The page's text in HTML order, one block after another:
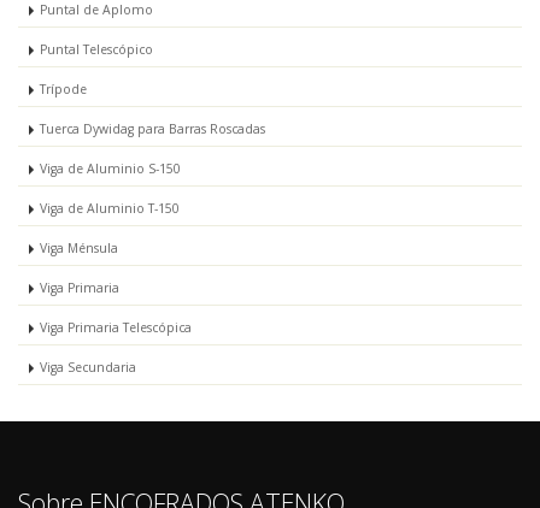
Puntal de Aplomo
Puntal Telescópico
Trípode
Tuerca Dywidag para Barras Roscadas
Viga de Aluminio S-150
Viga de Aluminio T-150
Viga Ménsula
Viga Primaria
Viga Primaria Telescópica
Viga Secundaria